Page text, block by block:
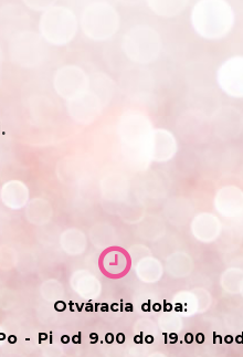
Otváracia doba:
- Pi od 9.00 do 19.00 hod